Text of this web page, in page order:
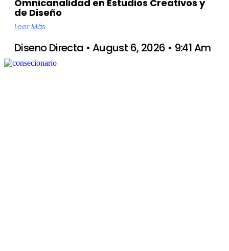
Omnicanalidad en Estudios Creativos y
de Diseño
Leer Más
Diseno Directa August 6, 2026 9:41 Am